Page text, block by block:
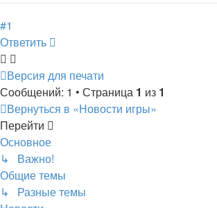
#1
Ответить
Версия для печати
Сообщений: 1 • Страница 1 из 1
Вернуться в «Новости игры»
Перейти
Основное
↳ Важно!
Общие темы
↳ Разные темы